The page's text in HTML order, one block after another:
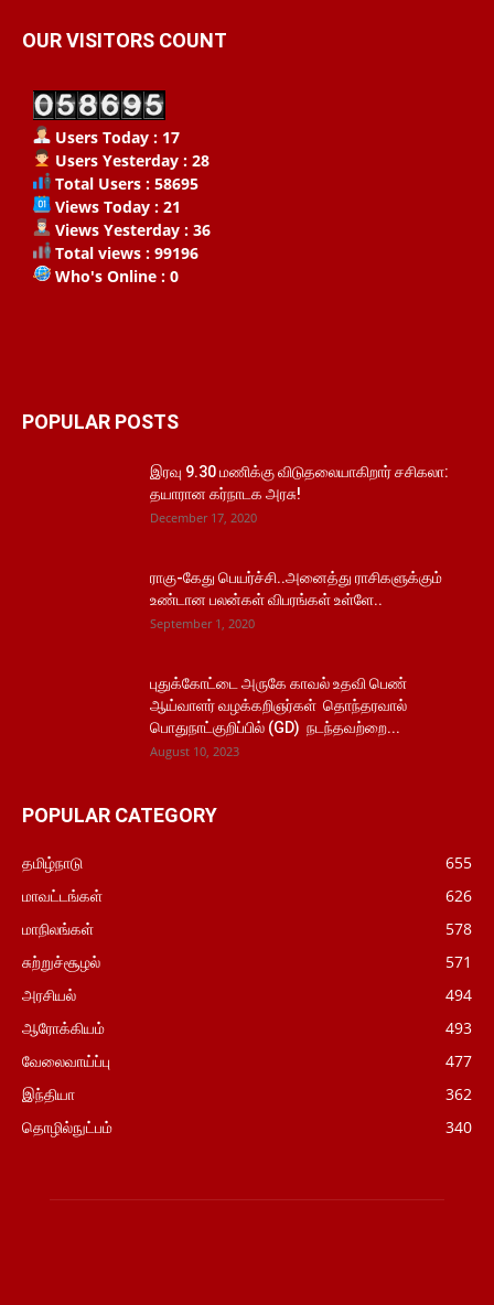
OUR VISITORS COUNT
Users Today : 17
Users Yesterday : 28
Total Users : 58695
Views Today : 21
Views Yesterday : 36
Total views : 99196
Who's Online : 0
POPULAR POSTS
இரவு 9.30 மணிக்கு விடுதலையாகிறார் சசிகலா:
தயாரான கர்நாடக அரசு!
December 17, 2020
ராகு-கேது பெயர்ச்சி..அனைத்து ராசிகளுக்கும்
உண்டான பலன்கள் விபரங்கள் உள்ளே..
September 1, 2020
புதுக்கோட்டை அருகே காவல் உதவி பெண்
ஆய்வாளர் வழக்கறிஞர்கள் தொந்தரவால்
பொதுநாட்குறிப்பில் (GD) நடந்தவற்றை...
August 10, 2023
POPULAR CATEGORY
தமிழ்நாடு
655
மாவட்டங்கள்
626
மாநிலங்கள்
578
சுற்றுச்சூழல்
571
அரசியல்
494
ஆரோக்கியம்
493
வேலைவாய்ப்பு
477
இந்தியா
362
தொழில்நுட்பம்
340